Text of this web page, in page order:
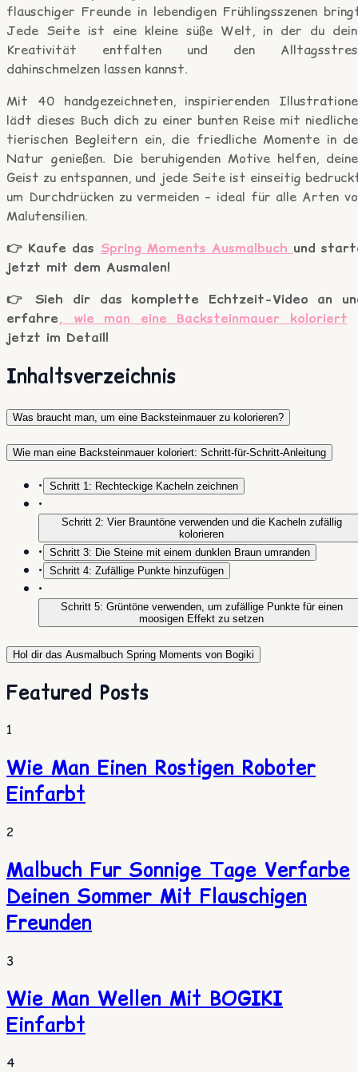
flauschiger Freunde in lebendigen Frühlingsszenen
Jede Seite ist eine kleine süße Welt, in der du
Kreativität entfalten und den
dahinschmelzen lassen kannst.
Mit 40 handgezeichneten, inspirierenden
lädt dieses Buch dich zu einer bunten Reise mit
tierischen Begleitern ein, die friedliche Momente in
Natur genießen. Die beruhigenden Motive helfen,
Geist zu entspannen, und jede Seite ist einseitig
um Durchdrücken zu vermeiden – ideal für alle Arten
Malutensilien.
👉 Kaufe das Spring Moments Ausmalbuch und
jetzt mit dem Ausmalen!
👉 Sieh dir das komplette Echtzeit-Video an
erfahre, wie man eine Backsteinmauer koloriert
jetzt im Detail!
Inhaltsverzeichnis
Was braucht man, um eine Backsteinmauer zu kolorieren?
Wie man eine Backsteinmauer koloriert: Schritt-für-Schritt-Anleitung
• Schritt 1: Rechteckige Kacheln zeichnen
•
Schritt 2: Vier Brauntöne verwenden und die Kacheln zufällig
kolorieren
• Schritt 3: Die Steine mit einem dunklen Braun umranden
• Schritt 4: Zufällige Punkte hinzufügen
•
Schritt 5: Grüntöne verwenden, um zufällige Punkte für einen
moosigen Effekt zu setzen
Hol dir das Ausmalbuch Spring Moments von Bogiki
Featured Posts
1
Wie Man Einen Rostigen Roboter
Einfarbt
2
Malbuch Fur Sonnige Tage Verfarbe
Deinen Sommer Mit Flauschigen
Freunden
3
Wie Man Wellen Mit BOGIKI
Einfarbt
4